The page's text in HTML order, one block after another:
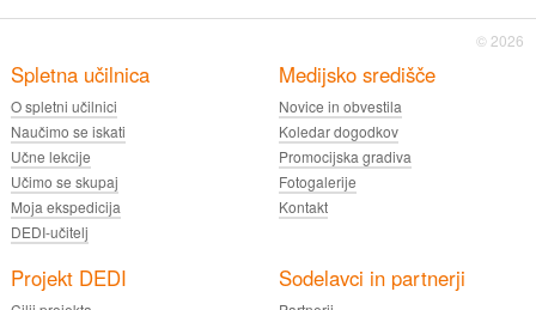
© 2026
Spletna učilnica
O spletni učilnici
Naučimo se iskati
Učne lekcije
Učimo se skupaj
Moja ekspedicija
DEDI-učitelj
Medijsko središče
Novice in obvestila
Koledar dogodkov
Promocijska gradiva
Fotogalerije
Kontakt
Projekt DEDI Sodelavci in partnerji